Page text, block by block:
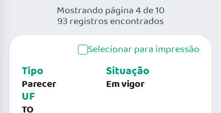
Mostrando página 4 de 10
93 registros encontrados
Selecionar para impressão
Tipo
Parecer
UF
Situação
Em vigor